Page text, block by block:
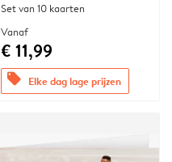
Set van 10 kaarten
Vanaf
€ 11,99
offers Elke dag lage prijzen